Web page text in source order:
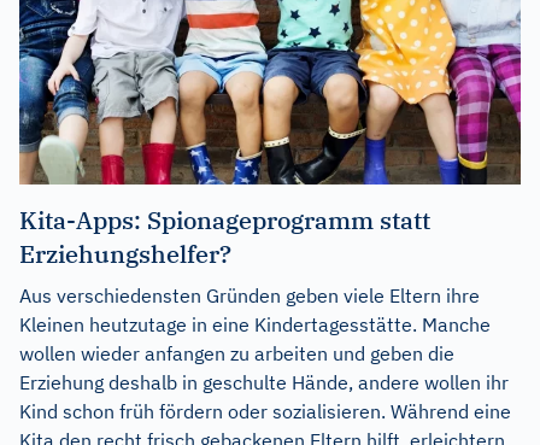
Kita-Apps: Spionageprogramm statt
Erziehungshelfer?
Aus verschiedensten Gründen geben viele Eltern ihre
Kleinen heutzutage in eine Kindertagesstätte. Manche
wollen wieder anfangen zu arbeiten und geben die
Erziehung deshalb in geschulte Hände, andere wollen ihr
Kind schon früh fördern oder sozialisieren. Während eine
Kita den recht frisch gebackenen Eltern hilft, erleichtern